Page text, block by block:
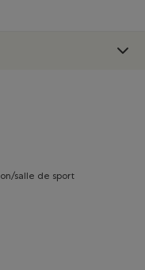
Jogging)
salle de sport
de récupération/salle de
Hiking)